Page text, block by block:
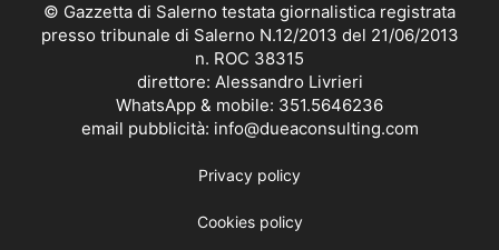
© Gazzetta di Salerno testata giornalistica registrata
presso tribunale di Salerno N.12/2013 del 21/06/2013
n. ROC 38315
direttore: Alessandro Livrieri
WhatsApp & mobile: 351.5646236
email pubblicità: info@dueaconsulting.com
Privacy policy
Cookies policy